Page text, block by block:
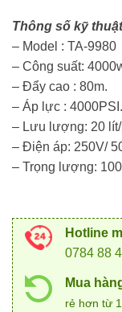
Thông số kỹ
– Model : TA-9980
– Công suất:
– Đẩy cao : 80m.
– Áp lực : 4000PSI.
– Lưu lượng: 20 lít/
– Điện áp: 250V/
– Trọng lượng:
Hotline
0784 88
Mua
rẻ hơn từ